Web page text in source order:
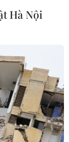
gần như
triệu người đã
theo dõi
ít sự cố an
Hà Nội